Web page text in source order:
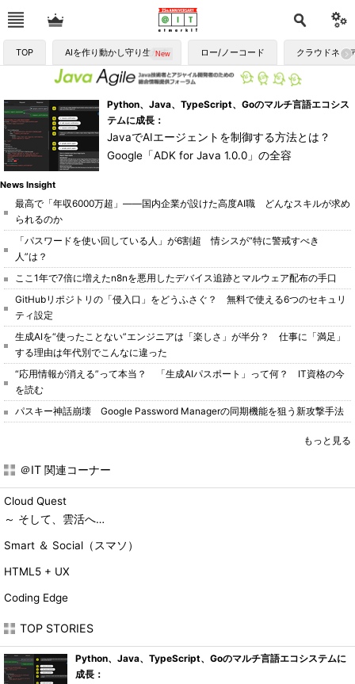
TOP AIを作り動かし守り生かす ロー/ノーコード クラウドネイ
Python、Java、TypeScript、Goのマルチ言語エコシス
テムに成長：
JavaでAIエージェントを制御する方法とは？
Google「ADK for Java 1.0.0」の全容
News Insight
最高で「年収6000万超」――国内企業が設けた高度AI職 どんなスキルが求め
られるのか
「パスワードを使い回している人」が6割超 情シスが“特に警戒すべき
人”は？
ここ1年で7倍に増えたn8nを悪用したデバイス追跡とマルウェア配布の手口
GitHubリポジトリの「侵入口」をどうふさぐ？ 無料で使える6つのセキュリ
ティ設定
生成AIを“使ったことない”エンジニアは「楽しさ」が半分？ 仕事に「満足」
する理由は年代別でこんなに違った
“応用情報が消える”って本当？ 「生成AIパスポート」って何？ IT資格の今
を読む
パスキー神話崩壊 Google Password Managerの同期機能を狙う新攻撃手法
もっと見る
＠IT 関連コーナー
Cloud Quest
～ そして、雲活へ…
Smart ＆ Social（スマソ）
HTML5 + UX
Coding Edge
TOP STORIES
Python、Java、TypeScript、Goのマルチ言語エコシステムに
成長：